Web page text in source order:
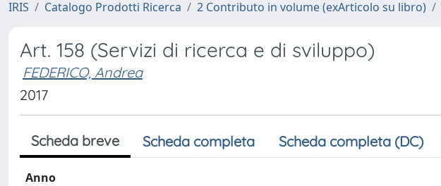
IRIS Catalogo Prodotti Ricerca 2 Contributo in volume (exArticolo su libro)
Art. 158 (Servizi di ricerca e di sviluppo)
FEDERICO, Andrea
2017
Scheda breve Scheda completa Scheda completa (DC)
Anno